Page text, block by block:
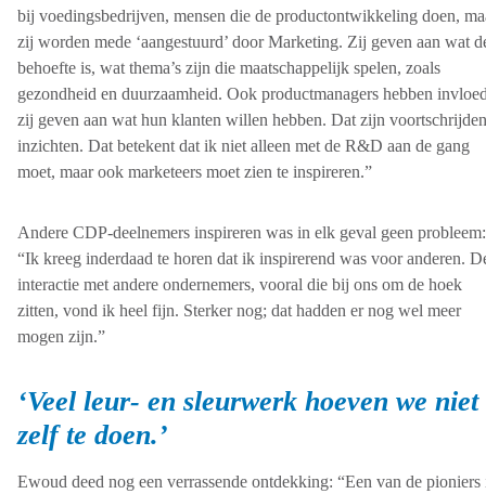
bij voedingsbedrijven, mensen die de productontwikkeling doen,
zij worden mede ‘aangestuurd’ door Marketing. Zij geven aan wat
behoefte is, wat thema’s zijn die maatschappelijk spelen, zoals
gezondheid en duurzaamheid. Ook productmanagers hebben
zij geven aan wat hun klanten willen hebben. Dat zijn
inzichten. Dat betekent dat ik niet alleen met de R&D aan de gang
moet, maar ook marketeers moet zien te inspireren.”
Andere CDP-deelnemers inspireren was in elk geval geen probleem:
“Ik kreeg inderdaad te horen dat ik inspirerend was voor anderen.
interactie met andere ondernemers, vooral die bij ons om de hoek
zitten, vond ik heel fijn. Sterker nog; dat hadden er nog wel meer
mogen zijn.”
‘Veel leur- en sleurwerk hoeven we niet
zelf te doen.’
Ewoud deed nog een verrassende ontdekking: “Een van de pioniers